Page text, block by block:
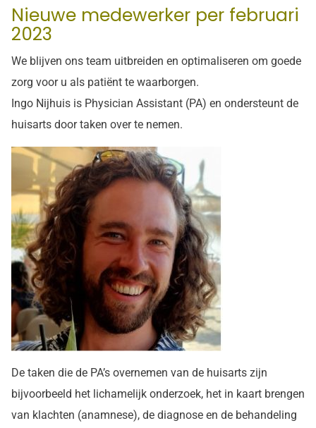
Nieuwe medewerker per februari
2023
We blijven ons team uitbreiden en optimaliseren om goede
zorg voor u als patiënt te waarborgen.
Ingo Nijhuis is Physician Assistant (PA) en ondersteunt de
huisarts door taken over te nemen.
De taken die de PA’s overnemen van de huisarts zijn
bijvoorbeeld het lichamelijk onderzoek, het in kaart brengen
van klachten (anamnese), de diagnose en de behandeling